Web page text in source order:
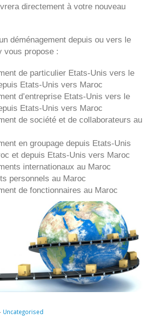
directement à votre nouveau
déménagement depuis ou vers le
vous propose :
de particulier Etats-Unis vers le
Etats-Unis vers Maroc
d’entreprise Etats-Unis vers le
Etats-Unis vers Maroc
de société et de collaborateurs au
en groupage depuis Etats-Unis
et depuis Etats-Unis vers Maroc
internationaux au Maroc
personnels au Maroc
de fonctionnaires au Maroc
Uncategorised